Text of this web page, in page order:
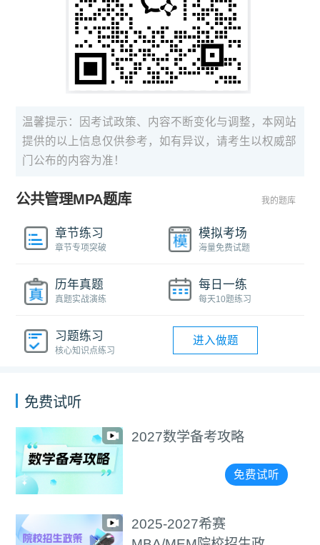
温馨提示：因考试政策、内容不断变化与调整，本网站
提供的以上信息仅供参考，如有异议，请考生以权威部
门公布的内容为准！
公共管理MPA题库 我的题库
章节练习
章节专项突破
模拟考场
海量免费试题
历年真题
真题实战演练
每日一练
每天10题练习
习题练习
核心知识点练习
进入做题
免费试听
2027数学备考攻略
免费试听
2025-2027希赛